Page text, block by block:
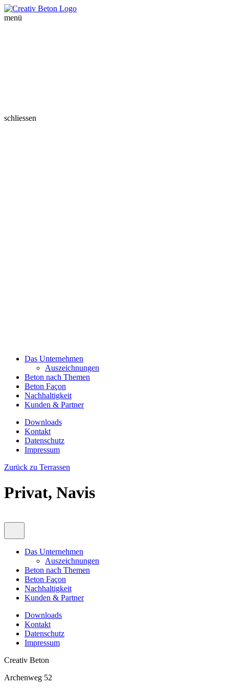
menü
schliessen
Das Unternehmen
Auszeichnungen
Beton nach Themen
Beton Façon
Nachhaltigkeit
Kunden & Partner
Downloads
Kontakt
Datenschutz
Impressum
Zurück zu Terrassen
Privat, Navis
Das Unternehmen
Auszeichnungen
Beton nach Themen
Beton Façon
Nachhaltigkeit
Kunden & Partner
Downloads
Kontakt
Datenschutz
Impressum
Creativ Beton
Archenweg 52